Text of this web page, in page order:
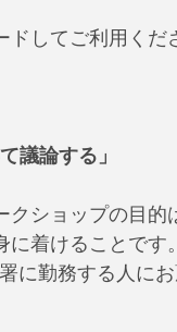
してご利用くだ
議論する」
ショップの目的
着けることです
に勤務する人に